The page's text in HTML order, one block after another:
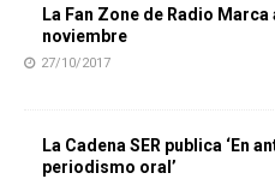
La Fan Zone de Radio
noviembre
27/10/2017
La Cadena SER publica ‘En
periodismo oral’